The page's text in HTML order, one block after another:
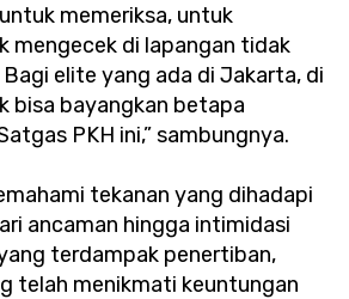
memeriksa, untuk
mengecek di lapangan tidak
elite yang ada di Jakarta, di
bisa bayangkan betapa
PKH ini,” sambungnya.
tekanan yang dihadapi
ancaman hingga intimidasi
terdampak penertiban,
telah menikmati keuntungan